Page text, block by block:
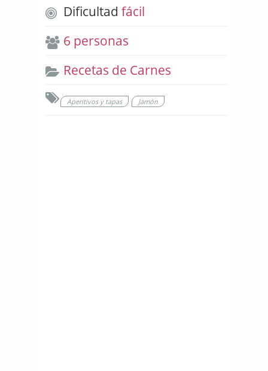
Dificultad fácil
6 personas
Recetas de Carnes
Aperitivos y tapas Jamón